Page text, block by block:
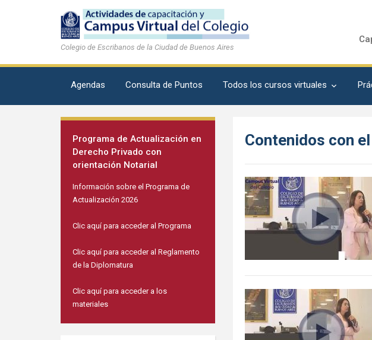
Colegio de Escribanos de la Ciudad de Buenos Aires
Agendas Consulta de Puntos Todos los cursos virtuales
Programa de Actualización en
Derecho Privado con
orientación Notarial
Información sobre el Programa de
Actualización 2026
Clic aquí para acceder al Programa
Clic aquí para acceder al Reglamento
de la Diplomatura
Clic aquí para acceder a los
materiales
Contenidos con